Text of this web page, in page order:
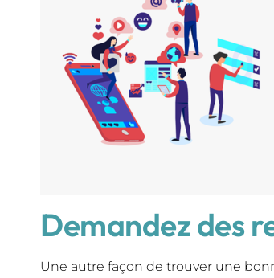
Demandez des
Une autre façon de trouver une